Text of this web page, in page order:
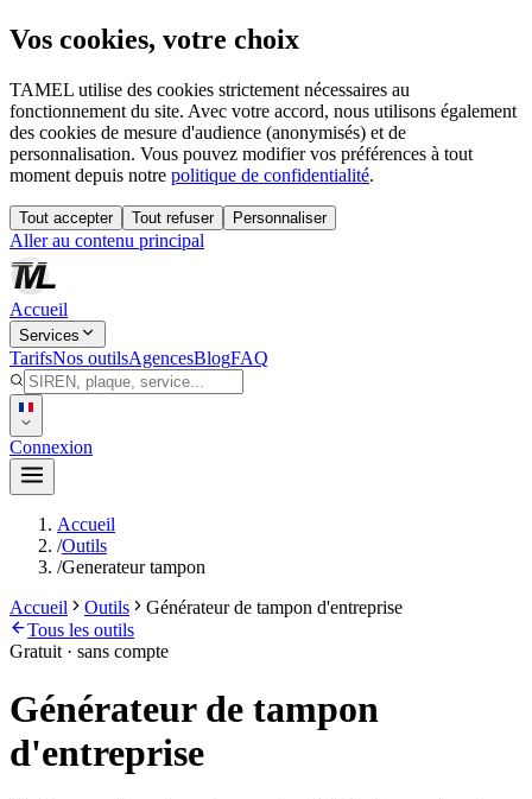
Vos cookies, votre choix
TAMEL utilise des cookies strictement nécessaires au
fonctionnement du site. Avec votre accord, nous utilisons également
des cookies de mesure d'audience (anonymisés) et de
personnalisation. Vous pouvez modifier vos préférences à tout
moment depuis notre politique de confidentialité.
Tout accepter Tout refuser Personnaliser
Aller au contenu principal
Accueil
Services
TarifsNos outilsAgencesBlogFAQ
Connexion
Accueil
/Outils
/Generateur tampon
Accueil
Outils
Générateur de tampon d'entreprise
Tous les outils
Gratuit · sans compte
Générateur de tampon
d'entreprise